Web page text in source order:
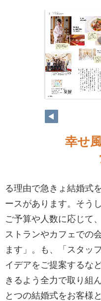
幸せ
る理由で急きょ結婚式
ースがあります。そう
ご予算や人数に応じて
ストランやカフェでの
ます」。も、「スタッ
イデアをご提案するな
きるよう全力で取り組
とつの結婚式をお客様